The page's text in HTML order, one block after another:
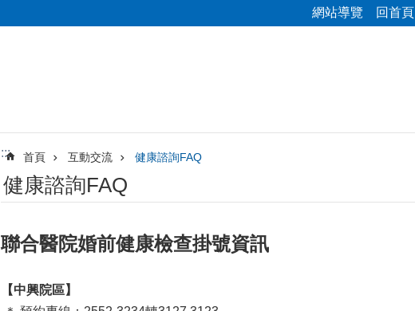
網站導覽 回首頁
::: 首頁 互動交流 健康諮詢FAQ
健康諮詢FAQ
聯合醫院婚前健康檢查掛號資訊
【中興院區】